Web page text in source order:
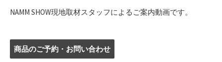
NAMM SHOW現地取材スタッフによるご案内動画です。
商品のご予約・お問い合わせ